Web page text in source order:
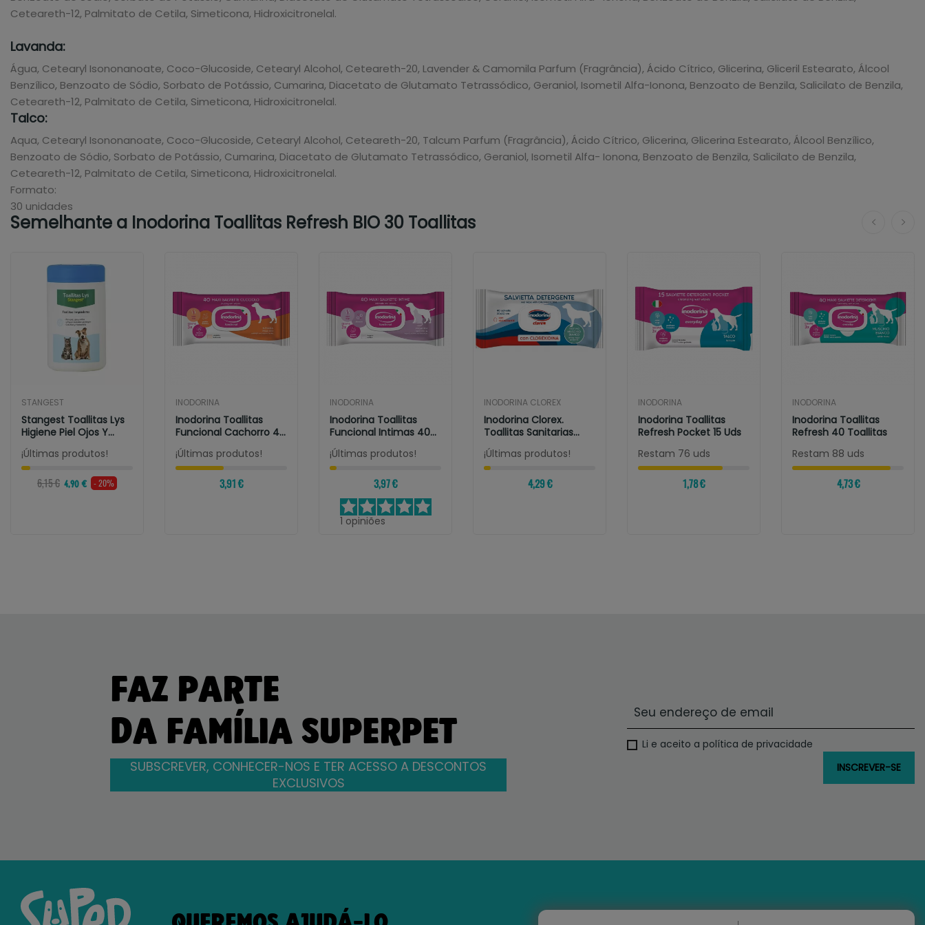
Ceteareth-12, Palmitato de Cetila, Simeticona, Hidroxicitronelal.
Lavanda:
Água, Cetearyl Isononanoate, Coco-Glucoside, Cetearyl Alcohol, Ceteareth-20, Lavender & Camomila Parfum (Fragrância), Ácido Cítrico, Glicerina, Gliceril Estearato, Álcool
Benzílico, Benzoato de Sódio, Sorbato de Potássio, Cumarina, Diacetato de Glutamato Tetrassódico, Geraniol, Isometil Alfa-Ionona, Benzoato de Benzila, Salicilato de Benzila,
Ceteareth-12, Palmitato de Cetila, Simeticona, Hidroxicitronelal.
Talco:
Aqua, Cetearyl Isononanoate, Coco-Glucoside, Cetearyl Alcohol, Ceteareth-20, Talcum Parfum (Fragrância), Ácido Cítrico, Glicerina, Glicerina Estearato, Álcool Benzílico,
Benzoato de Sódio, Sorbato de Potássio, Cumarina, Diacetato de Glutamato Tetrassódico, Geraniol, Isometil Alfa- Ionona, Benzoato de Benzila, Salicilato de Benzila,
Ceteareth-12, Palmitato de Cetila, Simeticona, Hidroxicitronelal.
Formato:
30 unidades
Semelhante a Inodorina Toallitas Refresh BIO 30 Toallitas
STANGEST
Stangest Toallitas Lys
Higiene Piel Ojos Y
Oido
¡Últimas produtos!
6,15 € 4,90 € - 20%
INODORINA
Inodorina Toallitas
Funcional Cachorro 40
Toallitas
¡Últimas produtos!
3,91 €
INODORINA
Inodorina Toallitas
Funcional Intimas 40
Toallitas
¡Últimas produtos!
3,97 €
1 opiniões
INODORINA CLOREX
Inodorina Clorex.
Toallitas Sanitarias
Para Perros...
¡Últimas produtos!
4,29 €
INODORINA
Inodorina Toallitas
Refresh Pocket 15 Uds
Restam 76 uds
1,78 €
INODORINA
Inodorina Toallitas
Refresh 40 Toallitas
Restam 88 uds
4,73 €
FAZ PARTE
DA FAMÍLIA SUPERPET
SUBSCREVER, CONHECER-NOS E TER ACESSO A DESCONTOS
EXCLUSIVOS
Li e aceito a política de privacidade